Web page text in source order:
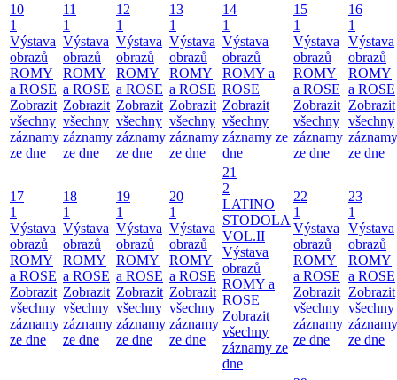
10
1
Výstava
obrazů
ROMY
a ROSE
Zobrazit
všechny
záznamy
ze dne
11
1
Výstava
obrazů
ROMY
a ROSE
Zobrazit
všechny
záznamy
ze dne
12
1
Výstava
obrazů
ROMY
a ROSE
Zobrazit
všechny
záznamy
ze dne
13
1
Výstava
obrazů
ROMY
a ROSE
Zobrazit
všechny
záznamy
ze dne
14
1
Výstava
obrazů
ROMY a
ROSE
Zobrazit
všechny
záznamy ze
dne
15
1
Výstava
obrazů
ROMY
a ROSE
Zobrazit
všechny
záznamy
ze dne
16
1
Výstava
obrazů
ROMY
a ROSE
Zobrazit
všechny
záznamy
ze dne
17
1
Výstava
obrazů
ROMY
a ROSE
Zobrazit
všechny
záznamy
ze dne
18
1
Výstava
obrazů
ROMY
a ROSE
Zobrazit
všechny
záznamy
ze dne
19
1
Výstava
obrazů
ROMY
a ROSE
Zobrazit
všechny
záznamy
ze dne
20
1
Výstava
obrazů
ROMY
a ROSE
Zobrazit
všechny
záznamy
ze dne
21
2
LATINO
STODOLA
VOL.II
Výstava
obrazů
ROMY a
ROSE
Zobrazit
všechny
záznamy ze
dne
22
1
Výstava
obrazů
ROMY
a ROSE
Zobrazit
všechny
záznamy
ze dne
23
1
Výstava
obrazů
ROMY
a ROSE
Zobrazit
všechny
záznamy
ze dne